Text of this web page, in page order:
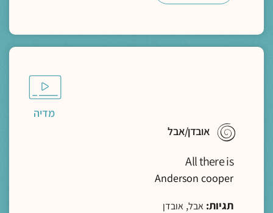
מדיה
אובדן/אבל
All there is
Anderson cooper
תגיות: אבל, אובדן